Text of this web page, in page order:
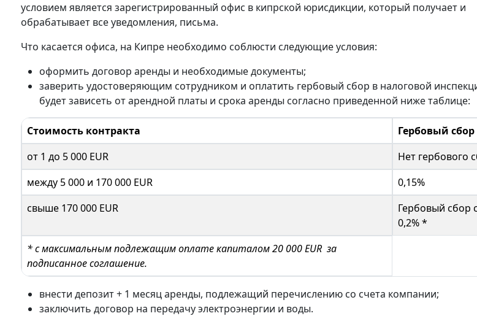
условием является зарегистрированный офис в кипрской юрисдикции, который получает и
обрабатывает все уведомления, письма.
Что касается офиса, на Кипре необходимо соблюсти следующие условия:
оформить договор аренды и необходимые документы;
заверить удостоверяющим сотрудником и оплатить гербовый сбор в налоговой
будет зависеть от арендной платы и срока аренды согласно приведенной ниже таблице:
Стоимость контракта
Гербовый сбор
от 1 до 5 000 EUR
Нет гербового
между 5 000 и 170 000 EUR
0,15%
свыше 170 000 EUR
Гербовый сбор
0,2% *
* с максимальным подлежащим оплате капиталом 20 000 EUR за
подписанное соглашение.
внести депозит + 1 месяц аренды, подлежащий перечислению со счета компании;
заключить договор на передачу электроэнергии и воды.